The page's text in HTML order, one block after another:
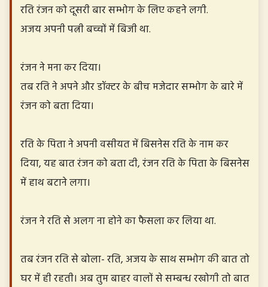
रति रंजन को दूसरी बार सम्भोग के लिए कहने लगी.
अजय अपनी पत्नी बच्चों में बिजी था.
रंजन ने मना कर दिया।
तब रति ने अपने और डॉक्टर के बीच मजेदार सम्भोग के बारे में
रंजन को बता दिया।
रति के पिता ने अपनी वसीयत में बिसनेस रति के नाम कर
दिया, यह बात रंजन को बता दी, रंजन रति के पिता के बिसनेस
में हाथ बटाने लगा।
रंजन ने रति से अलग ना होने का फैसला कर लिया था.
तब रंजन रति से बोला- रति, अजय के साथ सम्भोग की बात तो
घर में ही रहती। अब तुम बाहर वालों से सम्बन्ध रखोगी तो बात